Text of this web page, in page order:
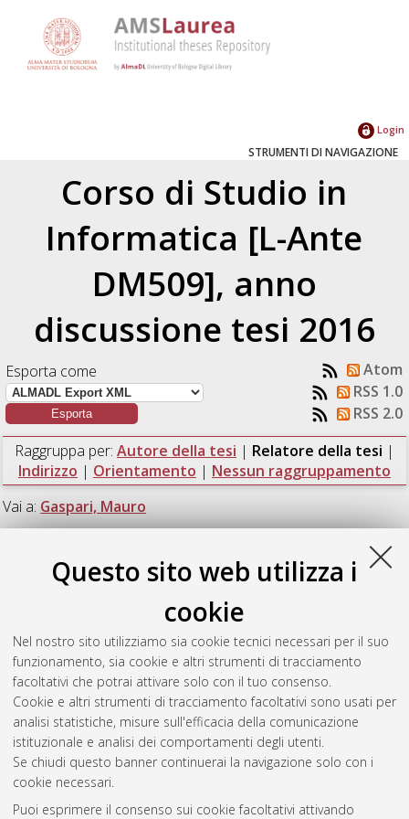
Questo sito web utilizza i
cookie
Nel nostro sito utilizziamo sia cookie tecnici necessari per il suo
funzionamento, sia cookie e altri strumenti di tracciamento
facoltativi che potrai attivare solo con il tuo consenso.
Cookie e altri strumenti di tracciamento facoltativi sono usati per
analisi statistiche, misure sull'efficacia della comunicazione
istituzionale e analisi dei comportamenti degli utenti.
Se chiudi questo banner continuerai la navigazione solo con i
cookie necessari.
Puoi esprimere il consenso sui cookie facoltativi attivando
Login
STRUMENTI DI NAVIGAZIONE
Corso di Studio in
Informatica [L-Ante
DM509], anno
discussione tesi 2016
Esporta come
Atom
RSS 1.0
RSS 2.0
Raggruppa per: Autore della tesi | Relatore della tesi |
Indirizzo | Orientamento | Nessun raggruppamento
Vai a: Gaspari, Mauro
Gaspari, Mauro
Dal Bo, Matteo(2016)Metodologie di sviluppo agile per il
corporate banking.[Laurea], Università di Bologna, Corso di
Studio inInformatica [L-Ante DM509] , Documento full-text
non disponibile
Questa lista e' stata generata ilFri Aug 7 20:35:04 2026 CEST
Atom